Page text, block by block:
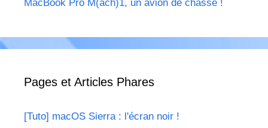
MacBook Pro M(ach)1, un avion de chasse !
Pages et Articles Phares
[Tuto] macOS Sierra : l'écran noir !